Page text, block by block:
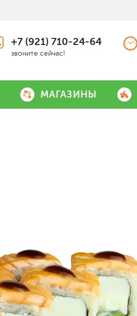
+7 (921) 710-24-64
звоните сейчас!
МАГАЗИНЫ